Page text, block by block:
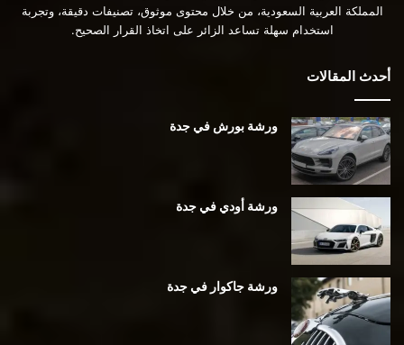
المملكة العربية السعودية، من خلال محتوى موثوق، تصنيفات دقيقة، وتجربة
استخدام سهلة تساعد الزائر على اتخاذ القرار الصحيح.
أحدث المقالات
ورشة بورش في جدة
ورشة أودي في جدة
ورشة جاكوار في جدة